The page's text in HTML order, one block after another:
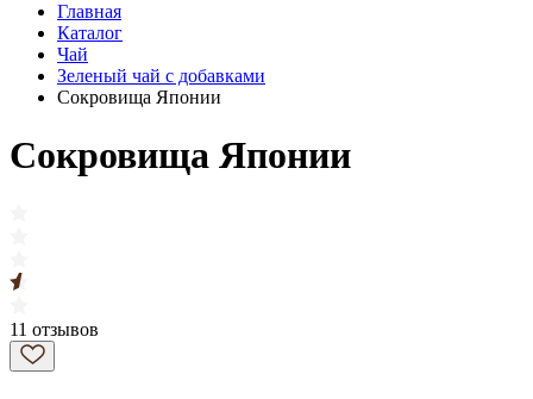
Главная
Каталог
Чай
Зеленый чай с добавками
Сокровища Японии
Сокровища Японии
11 отзывов